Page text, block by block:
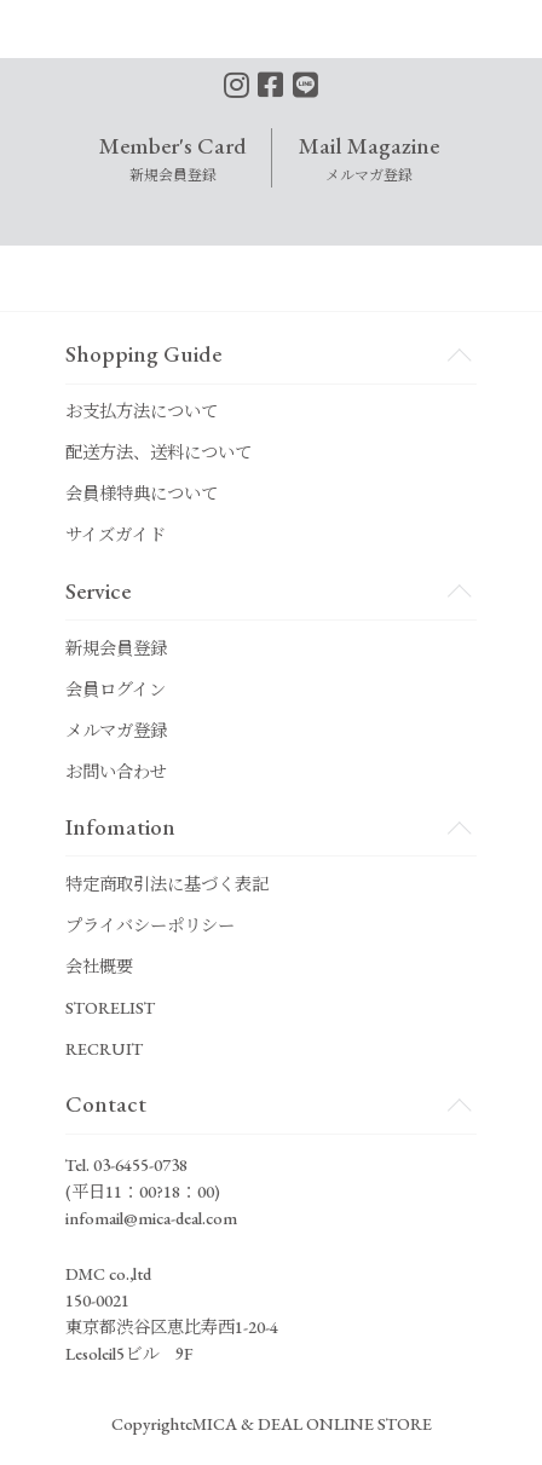
Member's Card
新規会員登録
Mail Magazine
メルマガ登録
Shopping Guide
お支払方法について
配送方法、送料について
会員様特典について
サイズガイド
Service
新規会員登録
会員ログイン
メルマガ登録
お問い合わせ
Infomation
特定商取引法に基づく表記
プライバシーポリシー
会社概要
STORELIST
RECRUIT
Contact
Tel. 03-6455-0738
(平日11：00?18：00)
infomail@mica-deal.com
DMC co.,ltd
150-0021
東京都渋谷区恵比寿西1-20-4
Lesoleil5ビル 9F
CopyrightcMICA & DEAL ONLINE STORE